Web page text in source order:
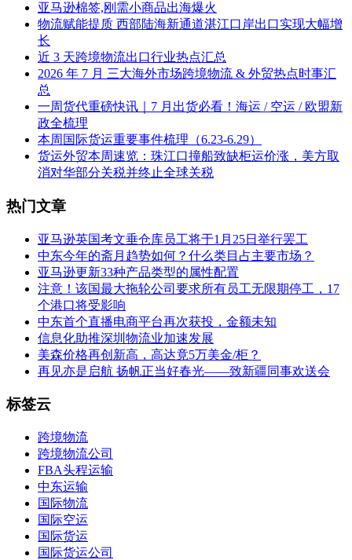
亚马逊棉签,刚需小商品出海爆火
物流赋能提质 西部陆海新通道湛江口岸出口实现大幅增
长
近 3 天跨境物流出口行业热点汇总
2026 年 7 月 三大海外市场跨境物流 & 外贸热点时事汇
总
一周货代重磅快讯｜7 月出货必看！海运 / 空运 / 欧盟新
政全梳理
本周国际货运重要事件梳理（6.23-6.29）
货运外贸本周速览：珠江口撞船致缺柜运价涨，美方取
消对华部分关税并终止全球关税
热门文章
亚马逊英国考文垂仓库员工将于1月25日举行罢工
中东今年的斋月趋势如何？什么类目占主要市场？
亚马逊更新33种产品类型的属性配置
注意！该国最大拖轮公司要求所有员工无限期停工，17
个港口将受影响
中东首个直播电商平台再次获投，金额未知
信息化助推深圳物流业加速发展
美森价格再创新高，高达竟5万美金/柜？
再见亦是启航 扬帆正当好春光——致新疆同事欢送会
标签云
跨境物流
跨境物流公司
FBA头程运输
中东运输
国际物流
国际空运
国际货运
国际货运公司